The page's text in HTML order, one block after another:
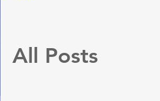
All Posts